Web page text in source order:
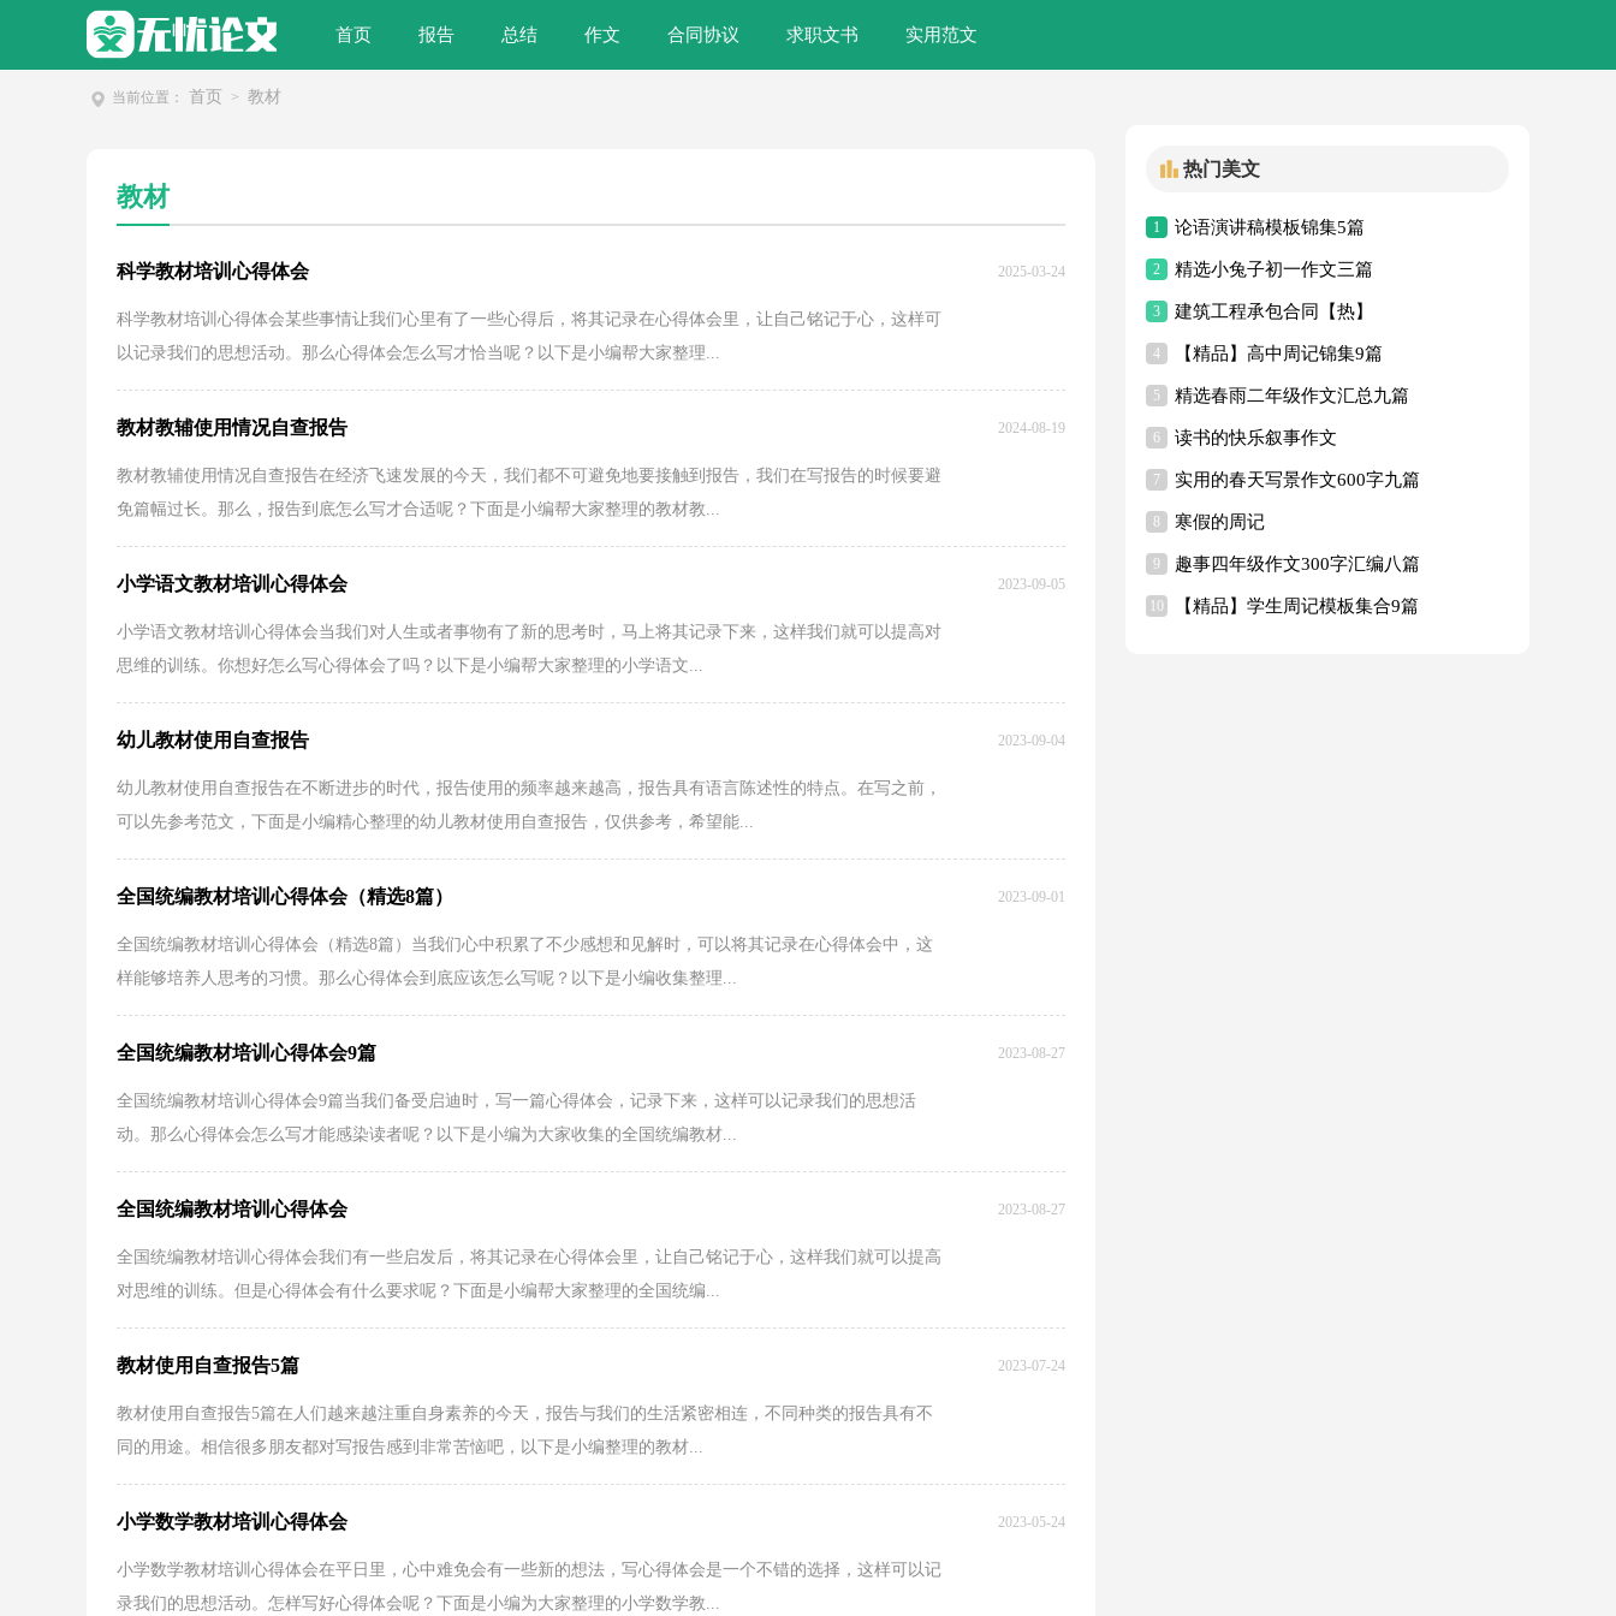
首页 报告 总结 作文 合同协议 求职文书 实用范文
当前位置： 首页 > 教材
教材
科学教材培训心得体会 2025-03-24
科学教材培训心得体会某些事情让我们心里有了一些心得后，将其记录在心得体会里，让自己铭记于心，这样可
以记录我们的思想活动。那么心得体会怎么写才恰当呢？以下是小编帮大家整理...
教材教辅使用情况自查报告 2024-08-19
教材教辅使用情况自查报告在经济飞速发展的今天，我们都不可避免地要接触到报告，我们在写报告的时候要避
免篇幅过长。那么，报告到底怎么写才合适呢？下面是小编帮大家整理的教材教...
小学语文教材培训心得体会 2023-09-05
小学语文教材培训心得体会当我们对人生或者事物有了新的思考时，马上将其记录下来，这样我们就可以提高对
思维的训练。你想好怎么写心得体会了吗？以下是小编帮大家整理的小学语文...
幼儿教材使用自查报告 2023-09-04
幼儿教材使用自查报告在不断进步的时代，报告使用的频率越来越高，报告具有语言陈述性的特点。在写之前，
可以先参考范文，下面是小编精心整理的幼儿教材使用自查报告，仅供参考，希望能...
全国统编教材培训心得体会（精选8篇） 2023-09-01
全国统编教材培训心得体会（精选8篇）当我们心中积累了不少感想和见解时，可以将其记录在心得体会中，这
样能够培养人思考的习惯。那么心得体会到底应该怎么写呢？以下是小编收集整理...
全国统编教材培训心得体会9篇 2023-08-27
全国统编教材培训心得体会9篇当我们备受启迪时，写一篇心得体会，记录下来，这样可以记录我们的思想活
动。那么心得体会怎么写才能感染读者呢？以下是小编为大家收集的全国统编教材...
全国统编教材培训心得体会 2023-08-27
全国统编教材培训心得体会我们有一些启发后，将其记录在心得体会里，让自己铭记于心，这样我们就可以提高
对思维的训练。但是心得体会有什么要求呢？下面是小编帮大家整理的全国统编...
教材使用自查报告5篇 2023-07-24
教材使用自查报告5篇在人们越来越注重自身素养的今天，报告与我们的生活紧密相连，不同种类的报告具有不
同的用途。相信很多朋友都对写报告感到非常苦恼吧，以下是小编整理的教材...
小学数学教材培训心得体会 2023-05-24
小学数学教材培训心得体会在平日里，心中难免会有一些新的想法，写心得体会是一个不错的选择，这样可以记
录我们的思想活动。怎样写好心得体会呢？下面是小编为大家整理的小学数学教...
热门美文
1 论语演讲稿模板锦集5篇
2 精选小兔子初一作文三篇
3 建筑工程承包合同【热】
4 【精品】高中周记锦集9篇
5 精选春雨二年级作文汇总九篇
6 读书的快乐叙事作文
7 实用的春天写景作文600字九篇
8 寒假的周记
9 趣事四年级作文300字汇编八篇
10 【精品】学生周记模板集合9篇